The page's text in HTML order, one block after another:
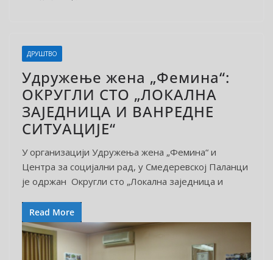
ДРУШТВО
Удружење жена „Фемина“:
ОКРУГЛИ СТО „ЛОКАЛНА
ЗАЈЕДНИЦА И ВАНРЕДНЕ
СИТУАЦИЈЕ“
У организацији Удружења жена „Фемина“ и
Центра за социјални рад, у Смедеревској Паланци
је одржан Округли сто „Локална заједница и
Read More